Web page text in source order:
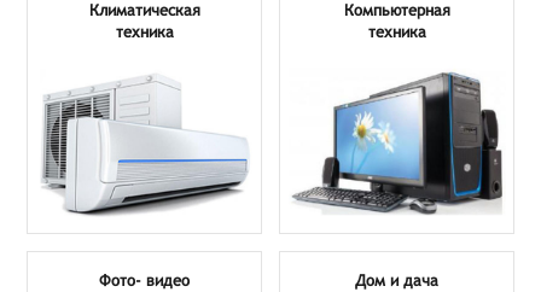
Климатическая
техника
Компьютерная
техника
Фото- видео
Дом и дача